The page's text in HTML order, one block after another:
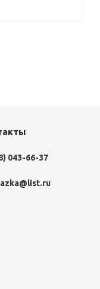
043-66-37